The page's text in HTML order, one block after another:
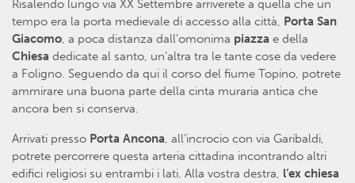
Risalendo lungo via XX Settembre arriverete a quella che un
tempo era la porta medievale di accesso alla città, Porta San
Giacomo, a poca distanza dall’omonima piazza e della
Chiesa dedicate al santo, un’altra tra le tante cose da vedere
a Foligno. Seguendo da qui il corso del fiume Topino, potrete
ammirare una buona parte della cinta muraria antica che
ancora ben si conserva.
Arrivati presso Porta Ancona, all’incrocio con via Garibaldi,
potrete percorrere questa arteria cittadina incontrando altri
edifici religiosi su entrambi i lati. Alla vostra destra, l’ex chiesa